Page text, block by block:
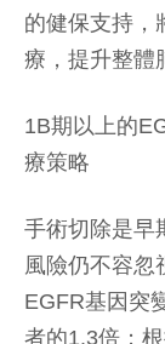
的健保支持，
療，提升整體
1B期以上的
療策略
手術切除是早
風險仍不容忽
EGFR基因突
者的1.3倍；